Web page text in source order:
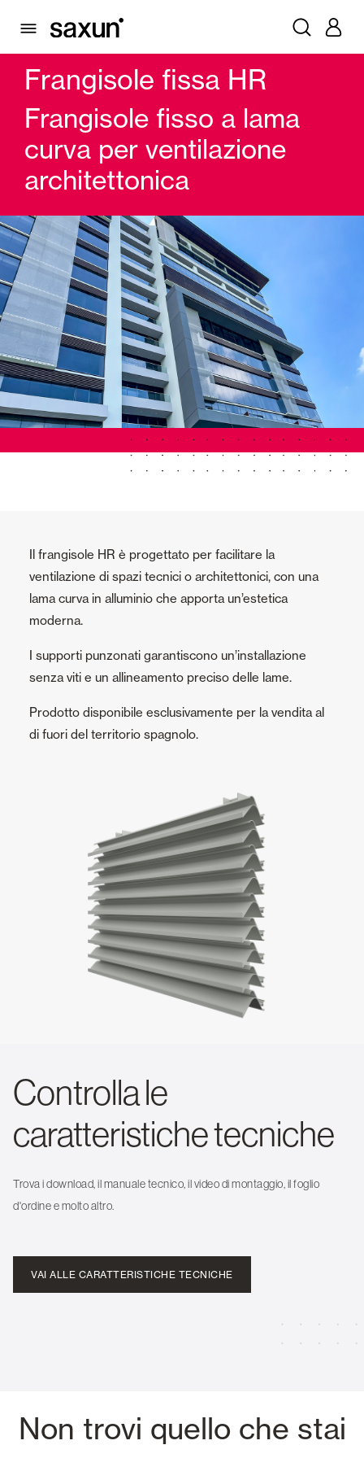
PRODOTTI
FRANGISOLE E PERSIANE MAIORCHINE
Frangisole fissa HR
Frangisole fisso a lama
curva per ventilazione
architettonica
Il frangisole HR è progettato per facilitare la
ventilazione di spazi tecnici o architettonici, con una
lama curva in alluminio che apporta un’estetica
moderna.
I supporti punzonati garantiscono un’installazione
senza viti e un allineamento preciso delle lame.
Prodotto disponibile esclusivamente per la vendita al
di fuori del territorio spagnolo.
Controlla le
caratteristiche tecniche
Trova i download, il manuale tecnico, il video di montaggio, il foglio
d'ordine e molto altro.
VAI ALLE CARATTERISTICHE TECNICHE
Non trovi quello che stai